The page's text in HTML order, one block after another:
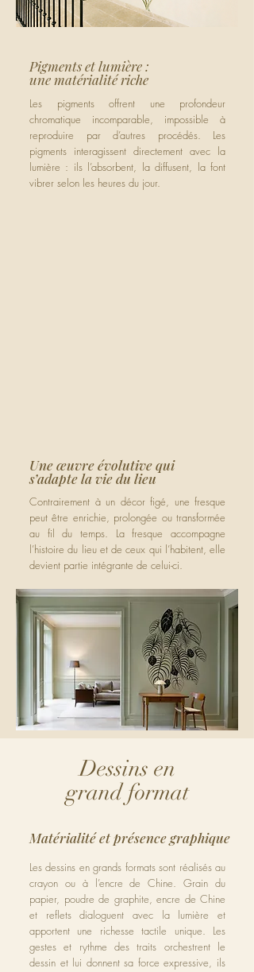
Pigments et lumière :
une matérialité riche
Les pigments offrent une profondeur
chromatique incomparable, impossible à
reproduire par d’autres procédés. Les
pigments interagissent directement avec la
lumière : ils l’absorbent, la diffusent, la font
vibrer selon les heures du jour.
Une œuvre évolutive qui
s’adapte la vie du lieu
Contrairement à un décor figé, une fresque
peut être enrichie, prolongée ou transformée
au fil du temps. La fresque accompagne
l’histoire du lieu et de ceux qui l’habitent, elle
devient partie intégrante de celui-ci.
Dessins en
grand format
Matérialité et présence graphique
Les dessins en grands formats sont réalisés au
crayon ou à l’encre de Chine. Grain du
papier, poudre de graphite, encre de Chine
et reflets dialoguent avec la lumière et
apportent une richesse tactile unique. Les
gestes et rythme des traits orchestrent le
dessin et lui donnent sa force expressive, ils